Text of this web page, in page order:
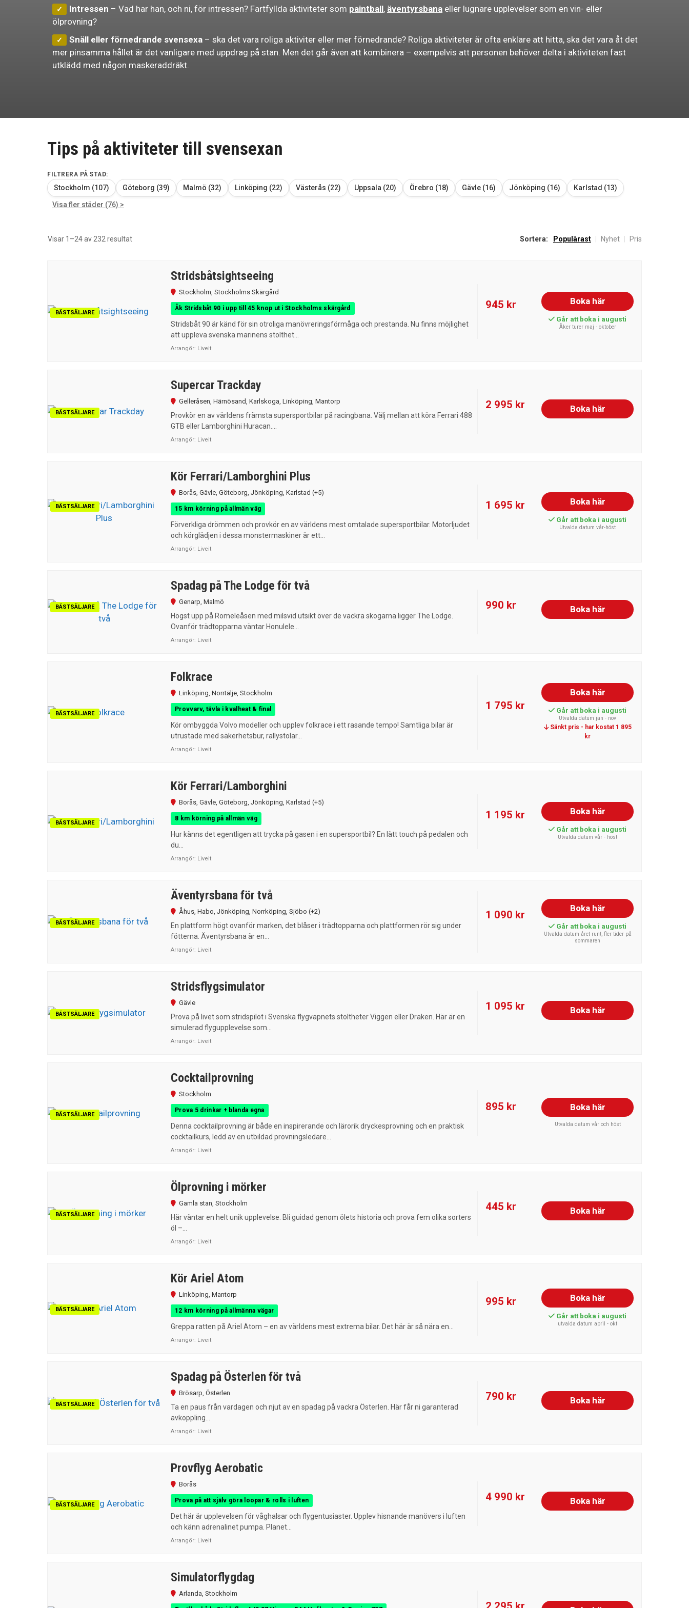
Intressen – Vad har han, och ni, för intressen? Fartfyllda aktiviteter som paintball, äventyrsbana eller lugnare upplevelser som en vin- eller
ölprovning?
Snäll eller förnedrande svensexa – ska det vara roliga aktiviter eller mer förnedrande? Roliga aktiviteter är ofta enklare att hitta, ska det vara åt det
mer pinsamma hållet är det vanligare med uppdrag på stan. Men det går även att kombinera – exempelvis att personen behöver delta i aktiviteten fast
utklädd med någon maskeraddräkt.
Tips på aktiviteter till svensexan
FILTRERA PÅ STAD:
Stockholm (107) Göteborg (39) Malmö (32) Linköping (22) Västerås (22) Uppsala (20) Örebro (18) Gävle (16) Jönköping (16) Karlstad (13)
Visa fler städer (76) >
Visar 1–24 av 232 resultatSortera
Sortera: Populärast Nyhet Pris
BÄSTSÄLJARE
Stridsbåtsightseeing
Stockholm, Stockholms Skärgård
Åk Stridsbåt 90 i upp till 45 knop ut i Stockholms skärgård
Stridsbåt 90 är känd för sin otroliga manövreringsförmåga och prestanda. Nu finns möjlighet
att uppleva svenska marinens stolthet...
Arrangör: Liveit
945 kr Boka här
Går att boka i augusti
Åker turer maj - oktober
BÄSTSÄLJARE
Supercar Trackday
Gelleråsen, Härnösand, Karlskoga, Linköping, Mantorp
Provkör en av världens främsta supersportbilar på racingbana. Välj mellan att köra Ferrari 488
GTB eller Lamborghini Huracan....
Arrangör: Liveit
2 995 kr Boka här
BÄSTSÄLJARE
Kör Ferrari/Lamborghini Plus
Borås, Gävle, Göteborg, Jönköping, Karlstad (+5)
15 km körning på allmän väg
Förverkliga drömmen och provkör en av världens mest omtalade supersportbilar. Motorljudet
och körglädjen i dessa monstermaskiner är ett...
Arrangör: Liveit
1 695 kr Boka här
Går att boka i augusti
Utvalda datum vår-höst
BÄSTSÄLJARE
Spadag på The Lodge för två
Genarp, Malmö
Högst upp på Romeleåsen med milsvid utsikt över de vackra skogarna ligger The Lodge.
Ovanför trädtopparna väntar Honulele...
Arrangör: Liveit
990 kr Boka här
BÄSTSÄLJARE
Folkrace
Linköping, Norrtälje, Stockholm
Provvarv, tävla i kvalheat & final
Kör ombyggda Volvo modeller och upplev folkrace i ett rasande tempo! Samtliga bilar är
utrustade med säkerhetsbur, rallystolar...
Arrangör: Liveit
1 795 kr
Boka här
Går att boka i augusti
Utvalda datum jan - nov
Sänkt pris - har kostat 1 895
kr
BÄSTSÄLJARE
Kör Ferrari/Lamborghini
Borås, Gävle, Göteborg, Jönköping, Karlstad (+5)
8 km körning på allmän väg
Hur känns det egentligen att trycka på gasen i en supersportbil? En lätt touch på pedalen och
du...
Arrangör: Liveit
1 195 kr Boka här
Går att boka i augusti
Utvalda datum vår - höst
BÄSTSÄLJARE
Äventyrsbana för två
Åhus, Habo, Jönköping, Norrköping, Sjöbo (+2)
En plattform högt ovanför marken, det blåser i trädtopparna och plattformen rör sig under
fötterna. Äventyrsbana är en...
Arrangör: Liveit
1 090 kr
Boka här
Går att boka i augusti
Utvalda datum året runt, fler tider på
sommaren
BÄSTSÄLJARE
Stridsflygsimulator
Gävle
Prova på livet som stridspilot i Svenska flygvapnets stoltheter Viggen eller Draken. Här är en
simulerad flygupplevelse som...
Arrangör: Liveit
1 095 kr Boka här
BÄSTSÄLJARE
Cocktailprovning
Stockholm
Prova 5 drinkar + blanda egna
Denna cocktailprovning är både en inspirerande och lärorik dryckesprovning och en praktisk
cocktailkurs, ledd av en utbildad provningsledare...
Arrangör: Liveit
895 kr Boka här
Utvalda datum vår och höst
BÄSTSÄLJARE
Ölprovning i mörker
Gamla stan, Stockholm
Här väntar en helt unik upplevelse. Bli guidad genom ölets historia och prova fem olika sorters
öl –...
Arrangör: Liveit
445 kr Boka här
BÄSTSÄLJARE
Kör Ariel Atom
Linköping, Mantorp
12 km körning på allmänna vägar
Greppa ratten på Ariel Atom – en av världens mest extrema bilar. Det här är så nära en...
Arrangör: Liveit
995 kr Boka här
Går att boka i augusti
utvalda datum april - okt
BÄSTSÄLJARE
Spadag på Österlen för två
Brösarp, Österlen
Ta en paus från vardagen och njut av en spadag på vackra Österlen. Här får ni garanterad
avkoppling...
Arrangör: Liveit
790 kr Boka här
BÄSTSÄLJARE
Provflyg Aerobatic
Borås
Prova på att själv göra loopar & rolls i luften
Det här är upplevelsen för våghalsar och flygentusiaster. Upplev hisnande manövers i luften
och känn adrenalinet pumpa. Planet...
Arrangör: Liveit
4 990 kr Boka här
Simulatorflygdag
Arlanda, Stockholm